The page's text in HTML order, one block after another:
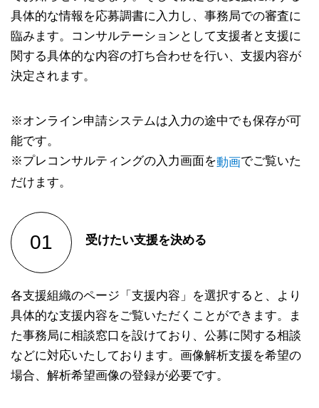
具体的な情報を応募調書に入力し、事務局での審査に
臨みます。コンサルテーションとして支援者と支援に
関する具体的な内容の打ち合わせを行い、支援内容が
決定されます。
※オンライン申請システムは入力の途中でも保存が可
能です。
※プレコンサルティングの入力画面を動画でご覧いた
だけます。
受けたい支援を決める
各支援組織のページ「支援内容」を選択すると、より
具体的な支援内容をご覧いただくことができます。ま
た事務局に相談窓口を設けており、公募に関する相談
などに対応いたしております。画像解析支援を希望の
場合、解析希望画像の登録が必要です。